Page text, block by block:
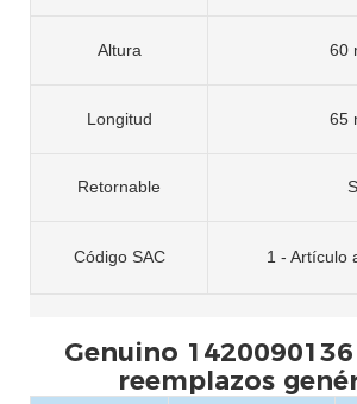
Altura 60
Longitud 65
Retornable
Código SAC 1 - Artículo
Genuino
reemplazos